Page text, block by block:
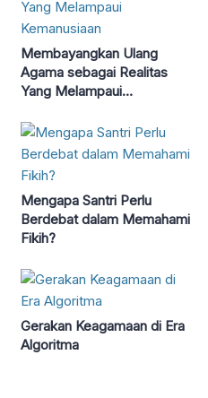
Membayangkan Ulang
Agama sebagai Realitas
Yang Melampaui
Mengapa Santri Perlu
Berdebat dalam Memahami
Fikih?
Gerakan Keagamaan di Era
Algoritma